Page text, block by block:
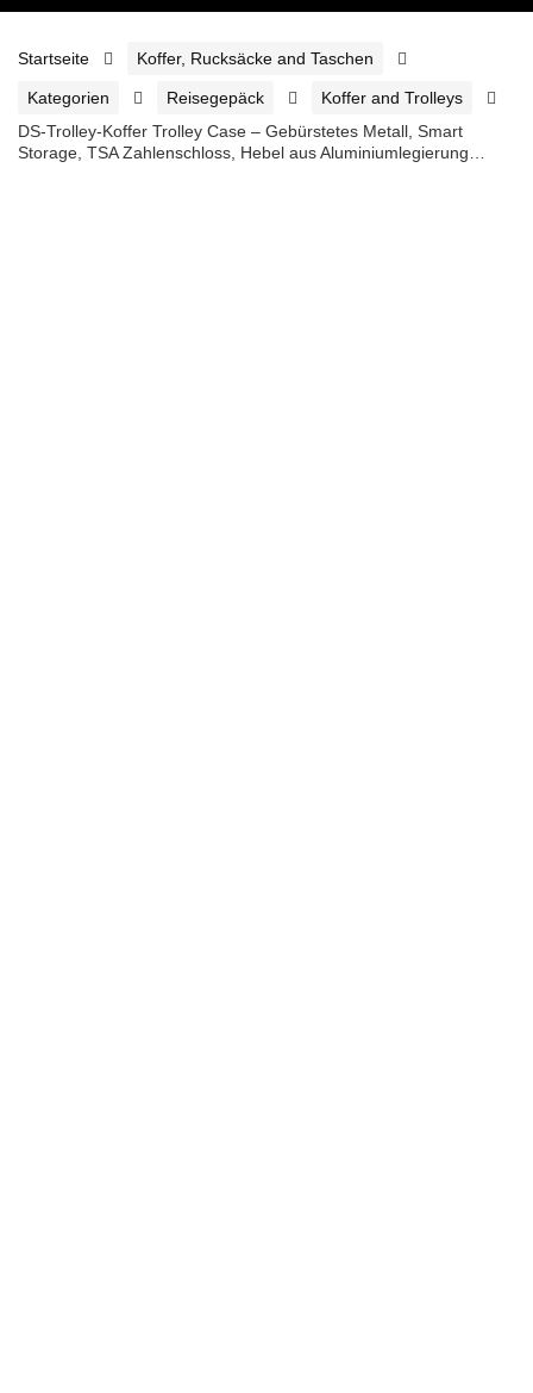
Startseite Koffer, Rucksäcke and Taschen
Kategorien Reisegepäck
Koffer and Trolleys
DS-Trolley-Koffer Trolley Case – Gebürstetes Metall, Smart
Storage, TSA Zahlenschloss, Hebel aus Aluminiumlegierung…